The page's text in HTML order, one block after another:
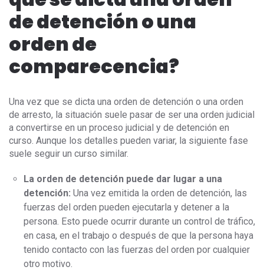
de detención o una
orden de
comparecencia?
Una vez que se dicta una orden de detención o una orden
de arresto, la situación suele pasar de ser una orden judicial
a convertirse en un proceso judicial y de detención en
curso. Aunque los detalles pueden variar, la siguiente fase
suele seguir un curso similar.
La orden de detención puede dar lugar a una
detención: Una vez emitida la orden de detención, las
fuerzas del orden pueden ejecutarla y detener a la
persona. Esto puede ocurrir durante un control de tráfico,
en casa, en el trabajo o después de que la persona haya
tenido contacto con las fuerzas del orden por cualquier
otro motivo.